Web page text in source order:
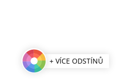
+ VÍCE ODSTÍNŮ